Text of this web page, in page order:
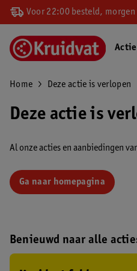
Voor 22:00 besteld, morgen
Home Deze actie is verlopen
Deze actie is
Al onze acties en aanbiedingen
Ga naar homepagina
Benieuwd naar alle